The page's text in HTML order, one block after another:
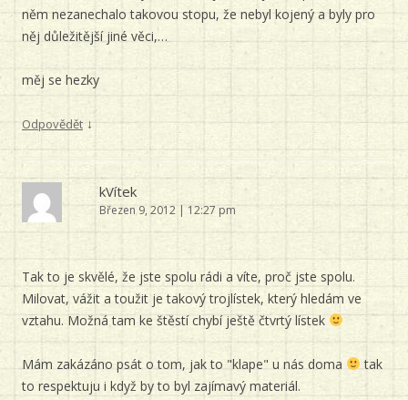
něm nezanechalo takovou stopu, že nebyl kojený a byly pro
něj důležitější jiné věci,…
měj se hezky
Odpovědět ↓
kVítek
Březen 9, 2012 | 12:27 pm
Tak to je skvělé, že jste spolu rádi a víte, proč jste spolu.
Milovat, vážit a toužit je takový trojlístek, který hledám ve
vztahu. Možná tam ke štěstí chybí ještě čtvrtý lístek
Mám zakázáno psát o tom, jak to "klape" u nás doma
tak
to respektuju i když by to byl zajímavý materiál.